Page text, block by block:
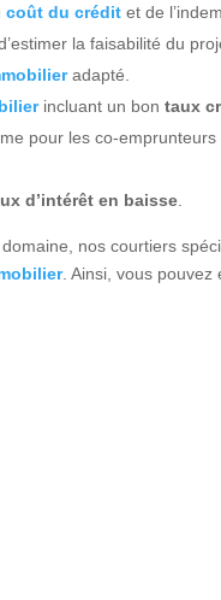
coût du créditet de
la faisabilité du
adapté.
incluant un bon taux
pour les co-
d’intérêt en baisse.
nos courtiers
. Ainsi, vous pouvez